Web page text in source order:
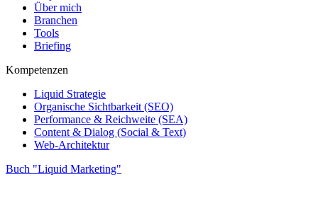
Über mich
Branchen
Tools
Briefing
Kompetenzen
Liquid Strategie
Organische Sichtbarkeit (SEO)
Performance & Reichweite (SEA)
Content & Dialog (Social & Text)
Web-Architektur
Buch "Liquid Marketing"